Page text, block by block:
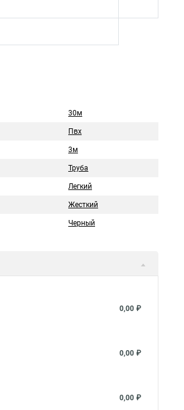
30м
Пвх
3м
Труба
Легкий
Жесткий
Черный
0,00 ₽
0,00 ₽
0,00 ₽